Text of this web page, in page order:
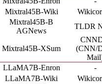
Mixtral45B-Wiki
Mixtral45B-B
AGNews
TLDR
Mixtral45B-XSum
(CNN/
LLaMA7B-Enron
-
LLaMA7B-Wiki